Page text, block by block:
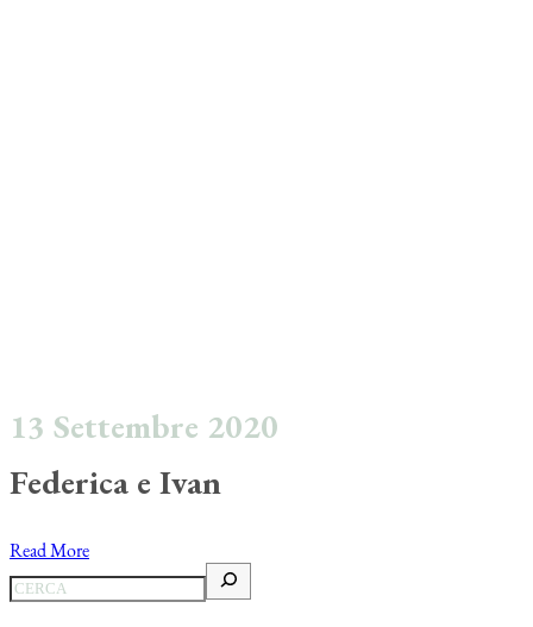
13 Settembre 2020
Federica e Ivan
Read More